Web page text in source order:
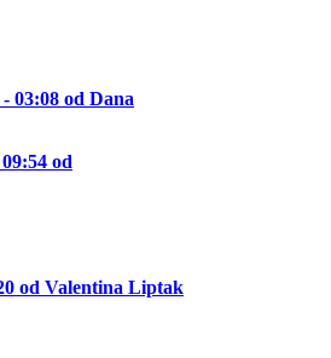
03:08 od Dana
od
od Valentina Liptak